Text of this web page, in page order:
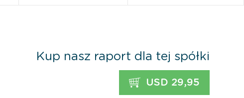
Kup nasz raport dla tej spółki
USD 29,95